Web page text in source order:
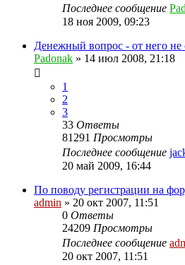
Последнее сообщение
18 ноя 2009, 09:23
Денежный вопрос - от него не
Padonak » 14 июл 2008, 21:18
1
2
3
33 Ответы
81291 Просмотры
Последнее сообщение
20 май 2009, 16:44
По поводу регистрации на
admin » 20 окт 2007, 11:51
0 Ответы
24209 Просмотры
Последнее сообщение
20 окт 2007, 11:51